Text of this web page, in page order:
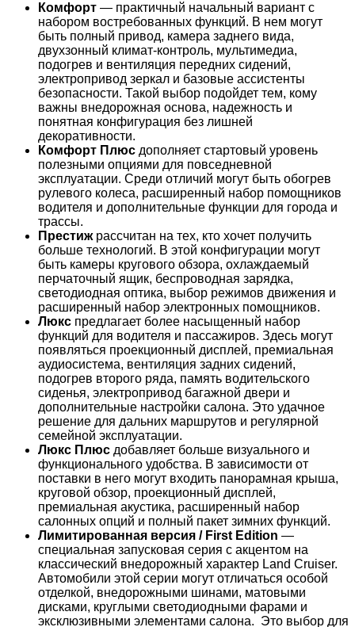
Комфорт — практичный начальный вариант с
набором востребованных функций. В нем могут
быть полный привод, камера заднего вида,
двухзонный климат-контроль, мультимедиа,
подогрев и вентиляция передних сидений,
электропривод зеркал и базовые ассистенты
безопасности. Такой выбор подойдет тем, кому
важны внедорожная основа, надежность и
понятная конфигурация без лишней
декоративности.
Комфорт Плюс дополняет стартовый уровень
полезными опциями для повседневной
эксплуатации. Среди отличий могут быть обогрев
рулевого колеса, расширенный набор помощников
водителя и дополнительные функции для города и
трассы.
Престижрассчитан на тех, кто хочет получить
больше технологий. В этой конфигурации могут
быть камеры кругового обзора, охлаждаемый
перчаточный ящик, беспроводная зарядка,
светодиодная оптика, выбор режимов движения и
расширенный набор электронных помощников.
Люкс предлагает более насыщенный набор
функций для водителя и пассажиров. Здесь могут
появляться проекционный дисплей, премиальная
аудиосистема, вентиляция задних сидений,
подогрев второго ряда, память водительского
сиденья, электропривод багажной двери и
дополнительные настройки салона. Это удачное
решение для дальних маршрутов и регулярной
семейной эксплуатации.
Люкс Плюс добавляет больше визуального и
функционального удобства. В зависимости от
поставки в него могут входить панорамная крыша,
круговой обзор, проекционный дисплей,
премиальная акустика, расширенный набор
салонных опций и полный пакет зимних функций.
Лимитированная версия / First Edition —
специальная запусковая серия с акцентом на
классический внедорожный характер Land Cruiser.
Автомобили этой серии могут отличаться особой
отделкой, внедорожными шинами, матовыми
дисками, круглыми светодиодными фарами и
эксклюзивными элементами салона. Это выбор для